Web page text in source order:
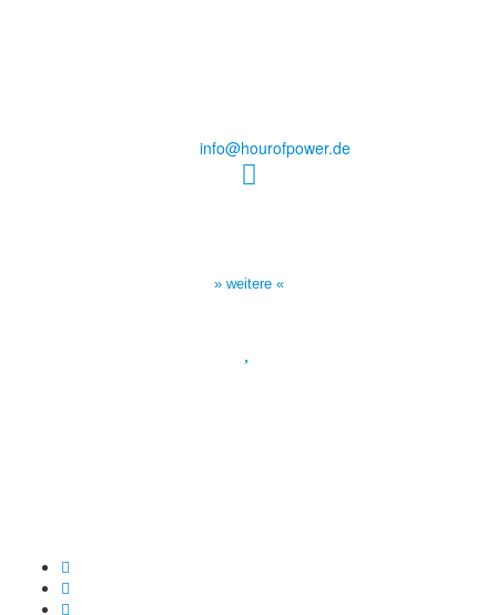
info@hourofpower.de
» weitere «